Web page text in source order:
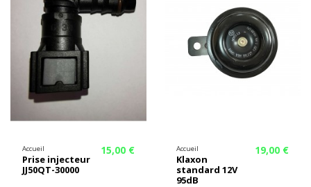
Accueil
Prise injecteur
JJ50QT-30000
15,00 € Accueil
Klaxon
standard 12V
95dB
19,00 €